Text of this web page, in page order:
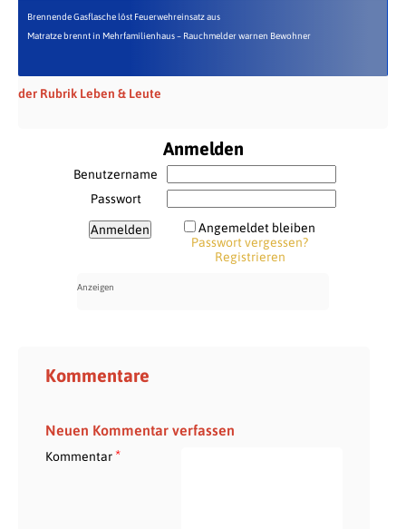
Brennende Gasflasche löst Feuerwehreinsatz aus
Matratze brennt in Mehrfamilienhaus – Rauchmelder warnen Bewohner
der Rubrik Leben & Leute
Anmelden
Benutzername
Passwort
Angemeldet bleiben
Passwort vergessen?
Registrieren
Kommentare
Neuen Kommentar verfassen
Kommentar*